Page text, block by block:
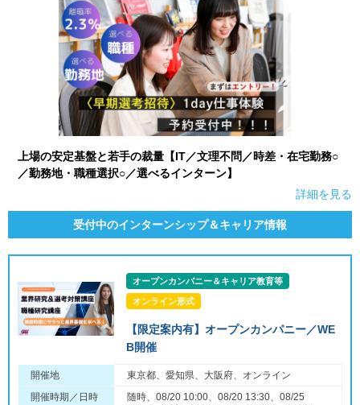
上場の安定基盤と若手の裁量【IT／文理不問／時差・在宅勤務○
／勤務地・職種選択○／選べるインターン】
詳細を見る
受付中のインターンシップ＆キャリア情報
オープンカンパニー＆キャリア教育等
オンライン形式
【限定案内有】オープンカンパニー／WE
B開催
開催地
東京都、愛知県、大阪府、オンライン
開催時期／日時
随時、08/20 10:00、08/20 13:30、08/25